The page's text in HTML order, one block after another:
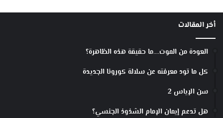
أخر المقالات
العودة من الموت….ما حقيقة هذه الظاهرة؟
كل ما تود معرفته عن سلالة كورونا الجديدة
سن الإياس 2
هل تدعم إيمان الإمام الشذوذ الجنسي؟